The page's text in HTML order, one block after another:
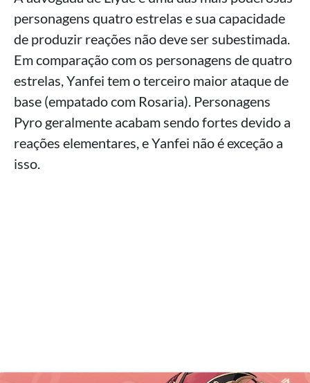
personagens quatro estrelas e sua capacidade
de produzir reações não deve ser subestimada.
Em comparação com os personagens de quatro
estrelas, Yanfei tem o terceiro maior ataque de
base (empatado com Rosaria). Personagens
Pyro geralmente acabam sendo fortes devido a
reações elementares, e Yanfei não é exceção a
isso.